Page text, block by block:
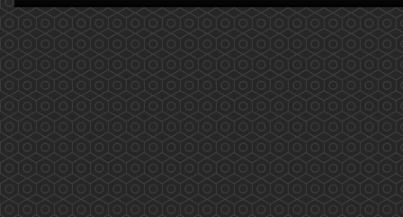
(2020.02.14)
2019新型冠狀病毒(COVID-19): 量度體溫篇 更新
日期:2020年2月14日 近期大家可能對自己的體温
特別注意，以下提供了一些大家需要注意的事
項，供大家參考。 温度計的種類： 1. 水銀或
酒精玻璃溫度計 原理是透過水銀或酒精的熱膨脹
測量口腔、直腸或腋下體溫。由於洩漏水銀會對
環境和人體有害，所以應盡量...
More
2019新型冠狀病毒(COVID-19)，藥劑師如何建
議? (2020.02.12 更新)
2019新型冠狀病毒(COVID-19)，藥劑師如何建
議? 更新日期: 2020年2月12日 ...
More